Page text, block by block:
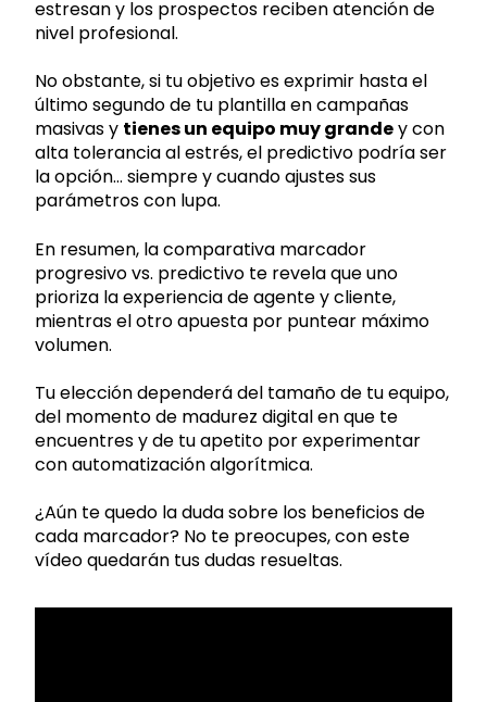
estresan y los prospectos reciben atención de
nivel profesional.
No obstante, si tu objetivo es exprimir hasta el
último segundo de tu plantilla en campañas
masivas y tienes un equipo muy grandey con
alta tolerancia al estrés, el predictivo podría ser
la opción… siempre y cuando ajustes sus
parámetros con lupa.
En resumen, la comparativa marcador
progresivo vs. predictivo te revela que uno
prioriza la experiencia de agente y cliente,
mientras el otro apuesta por puntear máximo
volumen.
Tu elección dependerá del tamaño de tu equipo,
del momento de madurez digital en que te
encuentres y de tu apetito por experimentar
con automatización algorítmica.
¿Aún te quedo la duda sobre los beneficios de
cada marcador? No te preocupes, con este
vídeo quedarán tus dudas resueltas.